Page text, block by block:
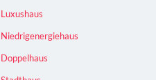
Luxushaus
Niedrigenergiehaus
Doppelhaus